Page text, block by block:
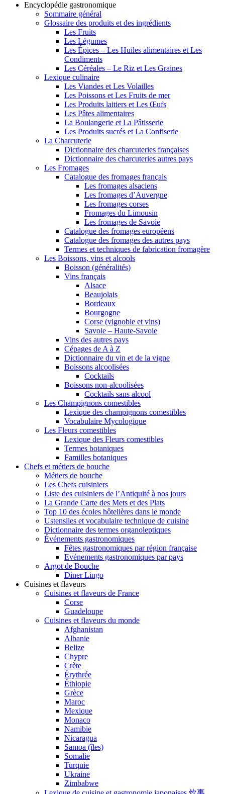
Encyclopédie gastronomique
Sommaire général
Glossaire des produits et des ingrédients
Les Fruits
Les Légumes
Les Épices – Les Huiles alimentaires et Les
Condiments
Les Céréales – Le Riz et Les Graines
Lexique culinaire
Les Viandes et Les Volailles
Les Poissons et Les Fruits de mer
Les Produits laitiers et Les Œufs
Les Pâtes alimentaires
La Boulangerie et La Pâtisserie
Les Produits sucrés et La Confiserie
La Charcuterie
Dictionnaire des charcuteries françaises
Dictionnaire des charcuteries autres pays
Les Fromages
Catalogue des fromages français
Les fromages alsaciens
Les fromages d’Auvergne
Les fromages corses
Fromages du Limousin
Les fromages de Savoie
Catalogue des fromages européens
Catalogue des fromages des autres pays
Termes et techniques de fabrication fromagère
Les Boissons, vins et alcools
Boisson (généralités)
Vins français
Alsace
Beaujolais
Bordeaux
Bourgogne
Corse (vignoble et vins)
Savoie – Haute-Savoie
Vins des autres pays
Cépages de A à Z
Dictionnaire du vin et de la vigne
Boissons alcoolisées
Cocktails
Boissons non-alcoolisées
Cocktails sans alcool
Les Champignons comestibles
Lexique des champignons comestibles
Vocabulaire Mycologique
Les Fleurs comestibles
Lexique des Fleurs comestibles
Termes botaniques
Familles botaniques
Chefs et métiers de bouche
Métiers de bouche
Les Chefs cuisiniers
Liste des cuisiniers de l’Antiquité à nos jours
La Grande Carte des Mets et des Plats
Top 10 des écoles hôtelières dans le monde
Ustensiles et vocabulaire technique de cuisine
Dictionnaire des termes organoleptiques
Événements gastronomiques
Fêtes gastronomiques par région française
Evénements gastronomiques par pays
Argot de Bouche
Diner Lingo
Cuisines et flaveurs
Cuisines et flaveurs de France
Corse
Guadeloupe
Cuisines et flaveurs du monde
Afghanistan
Albanie
Belize
Chypre
Crète
Érythrée
Éthiopie
Grèce
Maroc
Mexique
Monaco
Namibie
Nicaragua
Samoa (îles)
Somalie
Turquie
Ukraine
Zimbabwe